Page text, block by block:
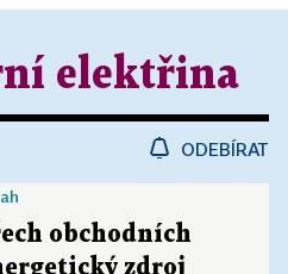
elektřina
ODEBÍRAT
obchodních
zdroj